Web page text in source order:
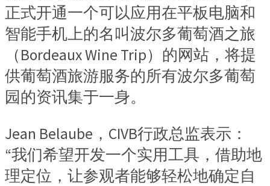
正式开通一个可以应用在平板电脑和
智能手机上的名叫波尔多葡萄酒之旅
（Bordeaux Wine Trip）的网站，将提
供葡萄酒旅游服务的所有波尔多葡萄
园的资讯集于一身。
Jean Belaube，CIVB行政总监表示：
“我们希望开发一个实用工具，借助地
理定位，让参观者能够轻松地确定自